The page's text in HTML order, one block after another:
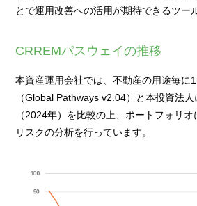
とで運用改善への活用が期待できるツー
CRREMパスウェイの推移
本資産運用会社では、不動産の用途毎に
（Global Pathways v2.04）と本投資法
（2024年）を比較の上、ポートフォリ
リスクの分析を行っています。